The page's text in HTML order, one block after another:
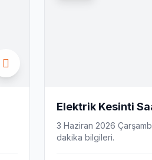
Elektrik Kesinti
3 Haziran 2026
dakika bilgileri.